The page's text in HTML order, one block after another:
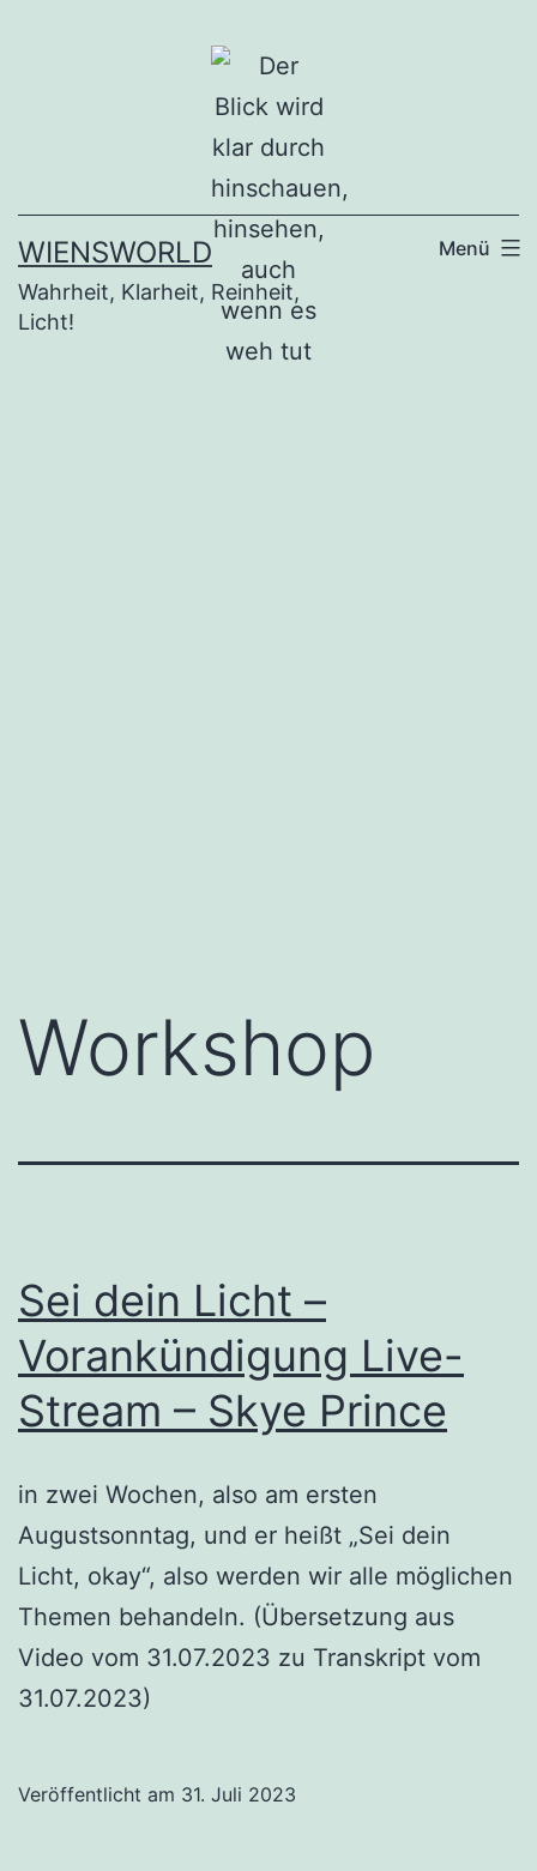
WIENSWORLD
Wahrheit, Klarheit, Reinheit,
Licht!
Menü
Workshop
Sei dein Licht –
Vorankündigung Live-
Stream – Skye Prince
in zwei Wochen, also am ersten
Augustsonntag, und er heißt „Sei dein
Licht, okay“, also werden wir alle möglichen
Themen behandeln. (Übersetzung aus
Video vom 31.07.2023 zu Transkript vom
31.07.2023)
Veröffentlicht am 31. Juli 2023